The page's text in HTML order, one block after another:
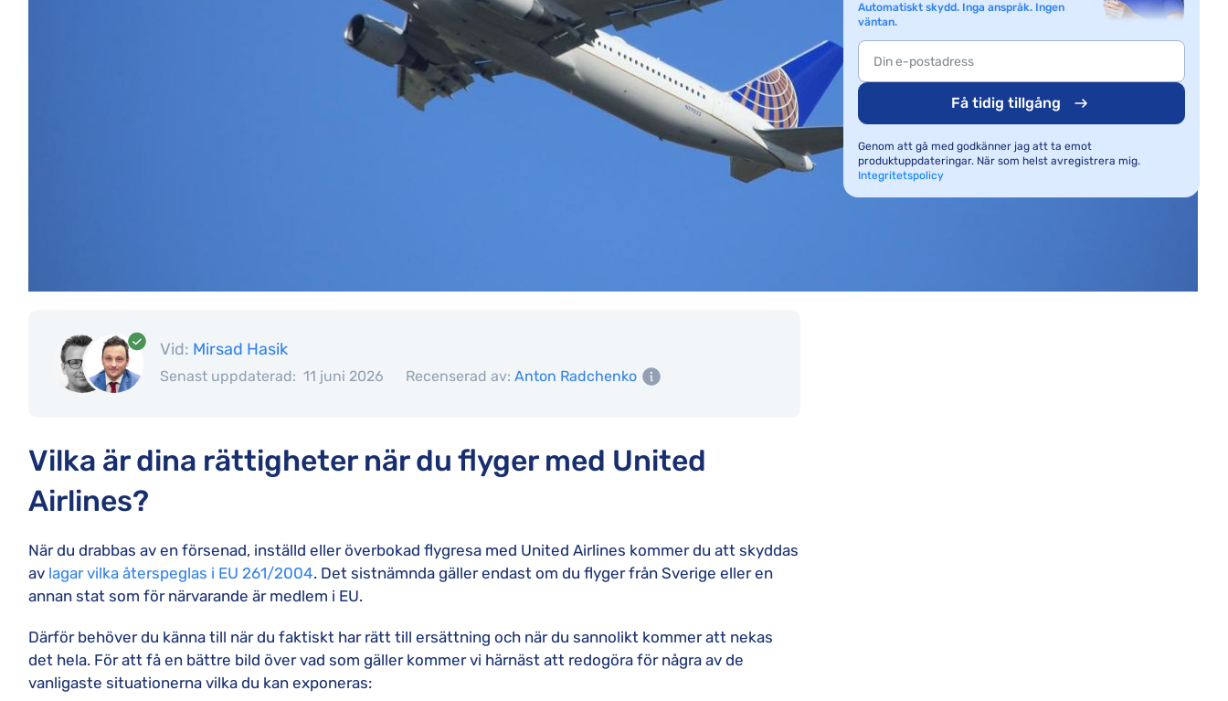
Vid: Mirsad Hasik
Senast uppdaterad: 11 juni 2026 Recenserad av: Anton Radchenko
Vilka är dina rättigheter när du flyger med United
Airlines?
När du drabbas av en försenad, inställd eller överbokad flygresa med United Airlines kommer du att skyddas
av lagar vilka återspeglas i EU 261/2004. Det sistnämnda gäller endast om du flyger från Sverige eller en
annan stat som för närvarande är medlem i EU.
Därför behöver du känna till när du faktiskt har rätt till ersättning och när du sannolikt kommer att nekas
det hela. För att få en bättre bild över vad som gäller kommer vi härnäst att redogöra för några av de
vanligaste situationerna vilka du kan exponeras:
Automatiskt skydd. Inga anspråk. Ingen
väntan.
Få tidig tillgång
Genom att gå med godkänner jag att ta emot
produktuppdateringar. När som helst avregistrera mig.
Integritetspolicy